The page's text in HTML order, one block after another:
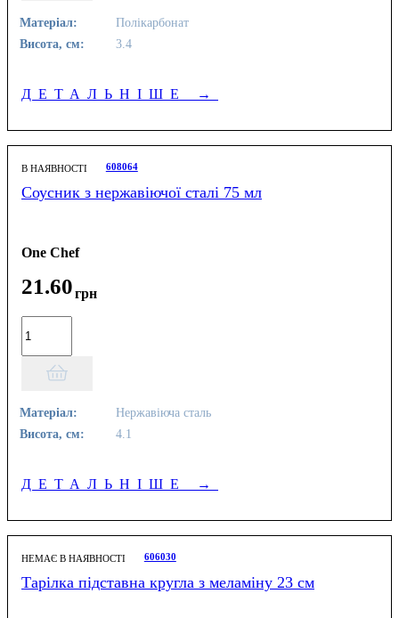
Матеріал:
Полікарбонат
Висота, см:
3.4
ДЕТАЛЬНІШЕ →
В НАЯВНОСТІ 608064
Соусник з нержавіючої сталі 75 мл
One Chef
21.60грн
Матеріал:
Нержавіюча сталь
Висота, см:
4.1
ДЕТАЛЬНІШЕ →
НЕМАЄ В НАЯВНОСТІ 606030
Тарілка підставна кругла з меламіну 23 см